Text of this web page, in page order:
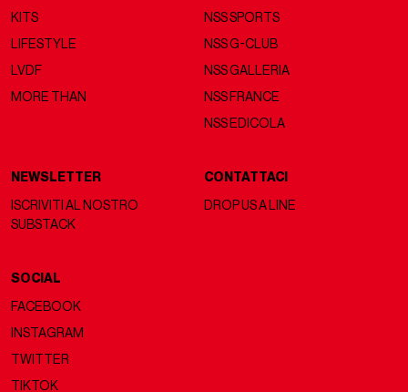
KITS
LIFESTYLE
LVDF
MORE THAN
NSS SPORTS
NSS G-CLUB
NSS GALLERIA
NSS FRANCE
NSS EDICOLA
NEWSLETTER
ISCRIVITI AL NOSTRO
SUBSTACK
CONTATTACI
DROP US A LINE
SOCIAL
FACEBOOK
INSTAGRAM
TWITTER
TIKTOK